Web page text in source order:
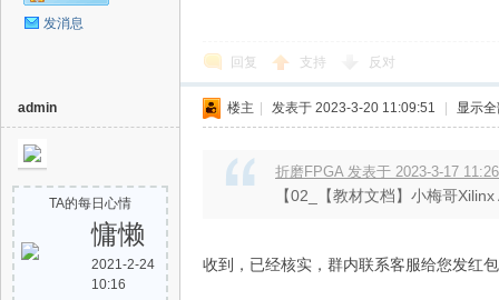
发消息
回复 支持 反对
admin
TA的每日心情
慵懒
2021-2-24
10:16
楼主 发表于 2023-3-20 11:09:51 显示
折磨FPGA 发表于 2023-3-17 11:26
【02_【教材文档】小梅哥
收到，已经核实，群内联系客服给您发红包